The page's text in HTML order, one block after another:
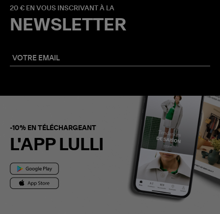
20 € EN VOUS INSCRIVANT À LA
NEWSLETTER
-10% EN TÉLÉCHARGEANT
L'APP LULLI